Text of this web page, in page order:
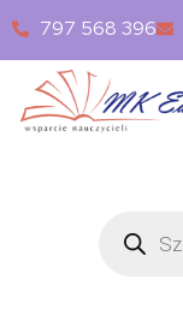
797 568 396